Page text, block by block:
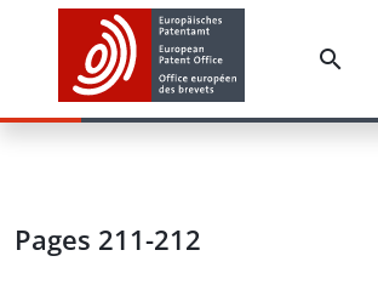
Pages 211-212